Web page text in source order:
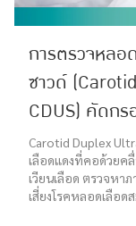
การตรวจหล
ซาวด์
CDUS) คัดกร
เลือดสมอง
Carotid Duplex
เลือดแดงที่คอด้วยค
เวียนเลือด ตรวจหา
เสี่ยงโรคหลอดเลือด